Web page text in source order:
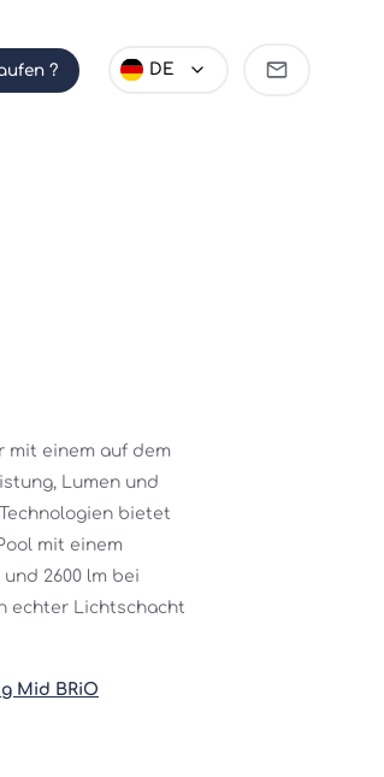
? DE
mit einem auf dem
Lumen und
bietet
mit einem
2600 lm bei
echter Lichtschacht
Mid BRiO